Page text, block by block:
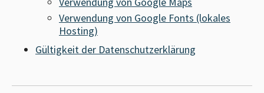
Verwendung von Google Fonts (lokales
Hosting)
Gültigkeit der Datenschutzerklärung